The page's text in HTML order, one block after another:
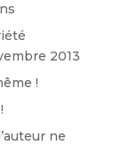
2013
!
ne